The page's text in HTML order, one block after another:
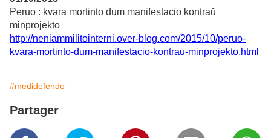
Peruo : kvara mortinto dum manifestacio kontraŭ
minprojekto
http://neniammilitointerni.over-blog.com/2015/10/peruo-
kvara-mortinto-dum-manifestacio-kontrau-minprojekto.html
#medidefendo
Partager